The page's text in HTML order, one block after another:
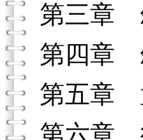
第三章
第四章
第五章
第六章